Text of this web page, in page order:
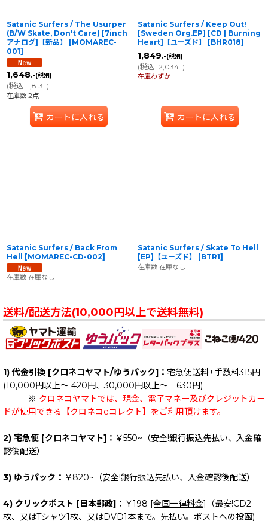
Satanic Surfers / The Usurper
(B/W Skate, Don't Care) [7inch
アナログ]【新品】
[MOMAREC-
001]
1,648.-(税別)
(税込: 1,813.-)
在庫数 2点
カートに入れる
Satanic Surfers / Keep Out!
[Sweden Org.EP] [CD | Burning
Heart]【ユーズド】
[BHR018]
1,849.-(税別)
(税込: 2,034.-)
在庫わずか
カートに入れる
Satanic Surfers / Back From
Hell
[MOMAREC-CD-002]
在庫数 在庫なし
Satanic Surfers / Skate To Hell
[EP]【ユーズド】
[BTR1]
在庫数 在庫なし
送料/配送方法(10,000円以上で送料無料)
1) 代金引換 [クロネコヤマト/ゆうパック]： 宅急便送料+手数料315円
(10,000円以上～ 420円、30,000円以上～ 630円)
※ クロネコヤマトでは、現金、電子マネー及びクレジットカー
ドが使用できる【クロネコeコレクト】をご利用頂けます。
2) 宅急便 [クロネコヤマト]： ￥550~（安全!銀行振込先払い、入金確
認後配送）
3) ゆうパック： ￥820~（安全!銀行振込先払い、入金確認後配送）
4) クリックポスト [日本郵政]： ￥198 [全国一律料金]
（最安!CD2
枚、又はTシャツ1枚、又はDVD1本まで。先払い。ポストへの投函)